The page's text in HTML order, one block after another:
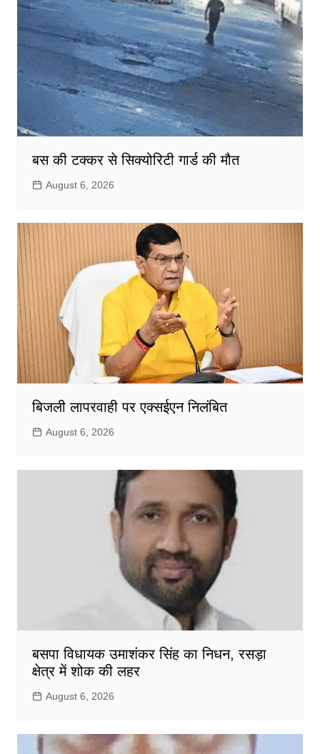
बस की टक्कर से सिक्योरिटी गार्ड की मौत
August 6, 2026
बिजली लापरवाही पर एक्सईएन निलंबित
August 6, 2026
बसपा विधायक उमाशंकर सिंह का निधन, रसड़ा
क्षेत्र में शोक की लहर
August 6, 2026